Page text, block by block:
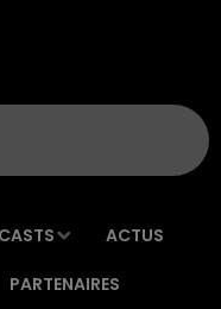
ACTUS
PARTENAIRES